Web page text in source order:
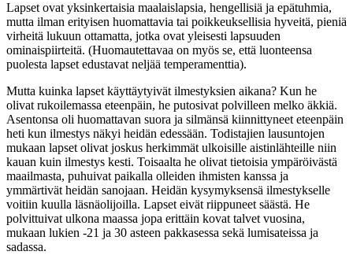
Lapset ovat yksinkertaisia maalaislapsia, hengellisiä ja epätuhmia,
mutta ilman erityisen huomattavia tai poikkeuksellisia hyveitä, pieniä
virheitä lukuun ottamatta, jotka ovat yleisesti lapsuuden
ominaispiirteitä. (Huomautettavaa on myös se, että luonteensa
puolesta lapset edustavat neljää temperamenttia).
Mutta kuinka lapset käyttäytyivät ilmestyksien aikana? Kun he
olivat rukoilemassa eteenpäin, he putosivat polvilleen melko äkkiä.
Asentonsa oli huomattavan suora ja silmänsä kiinnittyneet eteenpäin
heti kun ilmestys näkyi heidän edessään. Todistajien lausuntojen
mukaan lapset olivat joskus herkimmät ulkoisille aistinlähteille niin
kauan kuin ilmestys kesti. Toisaalta he olivat tietoisia ympäröivästä
maailmasta, puhuivat paikalla olleiden ihmisten kanssa ja
ymmärtivät heidän sanojaan. Heidän kysymyksensä ilmestykselle
voitiin kuulla läsnäolijoilla. Lapset eivät riippuneet säästä. He
polvittuivat ulkona maassa jopa erittäin kovat talvet vuosina,
mukaan lukien -21 ja 30 asteen pakkasessa sekä lumisateissa ja
sadassa.